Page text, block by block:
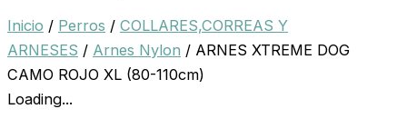
Inicio / Perros / COLLARES,CORREAS Y
ARNESES / Arnes Nylon / ARNES XTREME DOG
CAMO ROJO XL (80-110cm)
Loading...